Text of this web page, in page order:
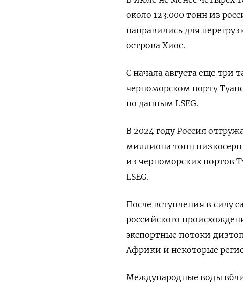
около 123.000 тонн из
направились для
острова Хиос.
С начала августа еще три
черноморском порту
по данным LSEG.
В 2024 году Россия
миллиона тонн
из черноморских портов
LSEG.
После вступления в силу
российского
экспортные потоки
Африки и некоторые
Международные воды